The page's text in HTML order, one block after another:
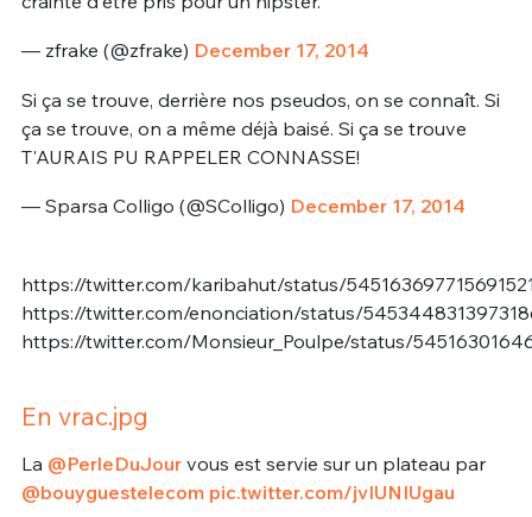
— zfrake (@zfrake) December 17, 2014
Si ça se trouve, derrière nos pseudos, on se connaît. Si
ça se trouve, on a même déjà baisé. Si ça se trouve
T'AURAIS PU RAPPELER CONNASSE!
— Sparsa Colligo (@SColligo) December 17, 2014
https://twitter.com/karibahut/status/
https://twitter.com/enonciation/status/
https://twitter.com/Monsieur_Poulpe/status/
En vrac.jpg
La @PerleDuJourvous est servie sur un plateau par
@bouyguestelecom pic.twitter.com/jvIUNIUgau